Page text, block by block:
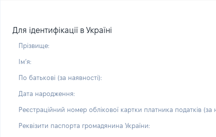
Для ідентифікації в Україні
Прізвище:
Імʼя:
По батькові (за наявності):
Дата народження:
Реєстраційний номер облікової картки платника податків (за
Реквізити паспорта громадянина України: